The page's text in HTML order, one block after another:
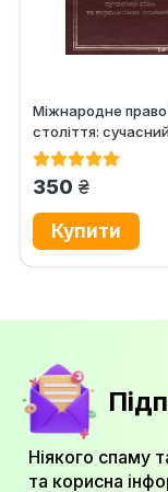
Міжнародне право
століття:
та перспективи
350 грн.
Ніякого спаму
та корисна